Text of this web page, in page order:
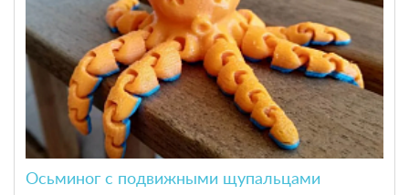
Осьминог с подвижными щупальцами